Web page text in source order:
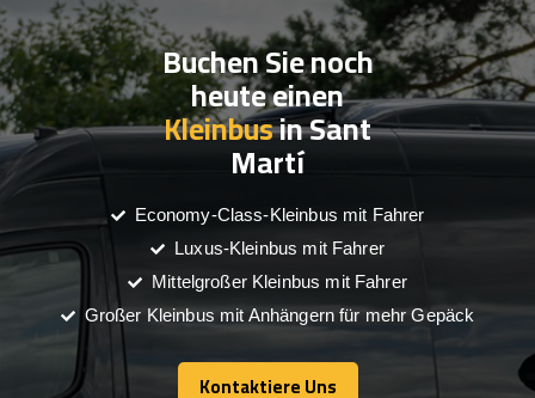
Buchen Sie noch
heute einen
Kleinbusin Sant
Martí
Economy-Class-Kleinbus mit Fahrer
Luxus-Kleinbus mit Fahrer
Mittelgroßer Kleinbus mit Fahrer
Großer Kleinbus mit Anhängern für mehr Gepäck
Kontaktiere Uns